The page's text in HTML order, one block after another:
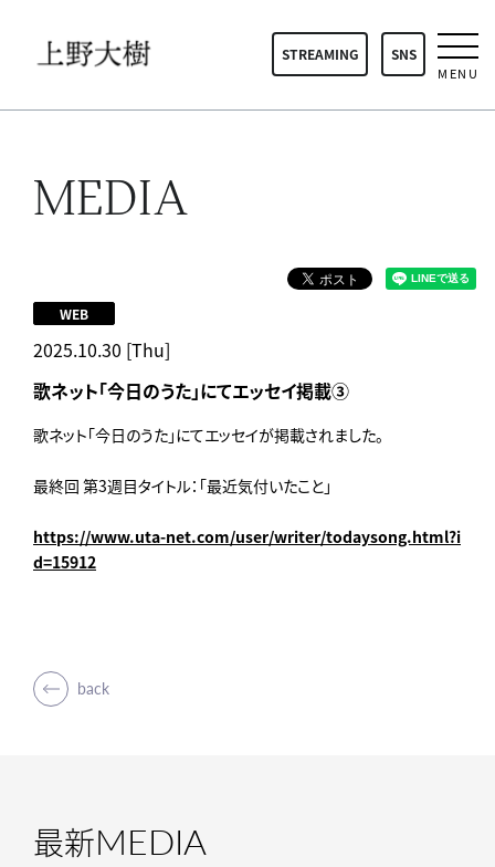
MENU
STREAMING SNS
MEDIA
2025.10.30 [Thu]
WEB
歌ネット「今日のうた」にてエッセイ掲載③
歌ネット「今日のうた」にてエッセイが掲載されました。
最終回 第3週目タイトル：「最近気付いたこと」
https://www.uta-net.com/user/writer/todaysong.html?i
d=15912
back
最新MEDIA